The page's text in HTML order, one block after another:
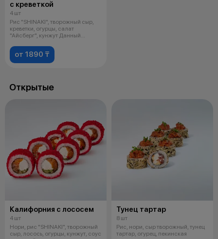
с креветкой
4 шт
Рис "SHINAKI", творожный сыр,
креветки, огурцы, салат
"Айсберг", кунжут Данный
от 1890 ₸
Открытые
Калифорния с лососем
4 шт
Нори, рис "SHINAKI", творожный
сыр, лосось, огурцы, кунжут, соус
Тунец тартар
8 шт
Рис, нори, сыр творожный, тунец
тартар, огурец, пекинская